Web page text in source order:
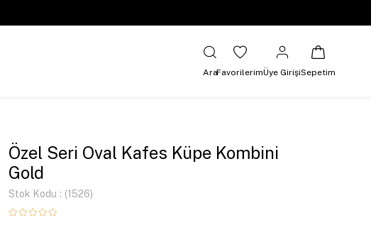
AraFavorilerimÜye GirişiSepetim
Özel Seri Oval Kafes Küpe Kombini
Gold
Stok Kodu (1526)